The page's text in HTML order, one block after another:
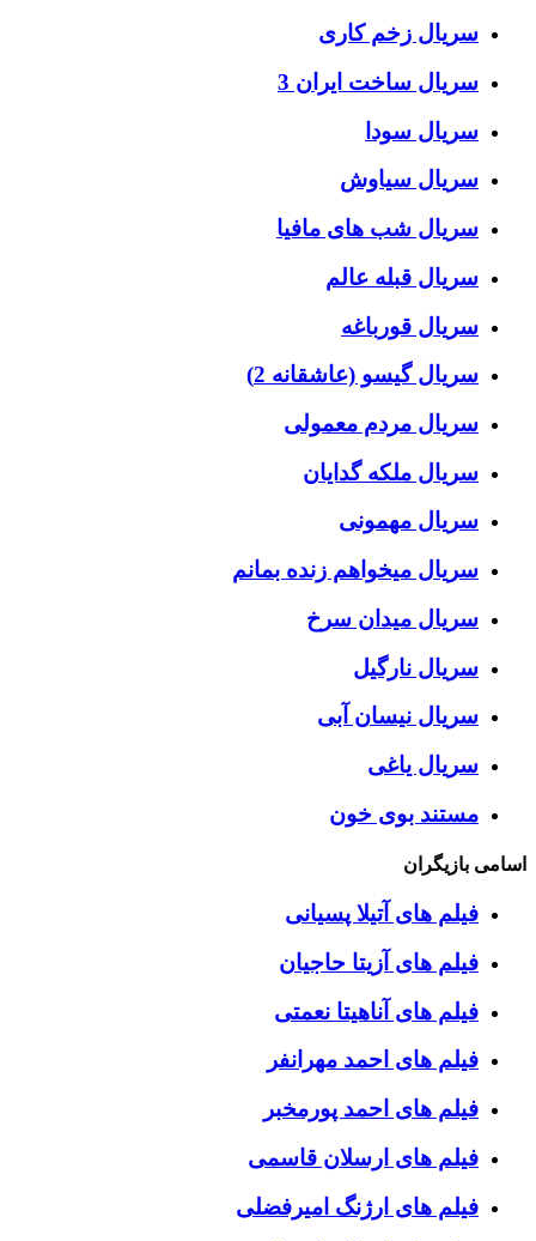
سریال زخم کاری
سریال ساخت ایران 3
سریال سودا
سریال سیاوش
سریال شب های مافیا
سریال قبله عالم
سریال قورباغه
سریال گیسو (عاشقانه 2)
سریال مردم معمولی
سریال ملکه گدایان
سریال مهمونی
سریال میخواهم زنده بمانم
سریال میدان سرخ
سریال نارگیل
سریال نیسان آبی
سریال یاغی
مستند بوی خون
اسامی بازیگران
فیلم های آتیلا پسیانی
فیلم های آزیتا حاجیان
فیلم های آناهیتا نعمتی
فیلم های احمد مهرانفر
فیلم های احمد پورمخبر
فیلم های ارسلان قاسمی
فیلم های ارژنگ امیرفضلی